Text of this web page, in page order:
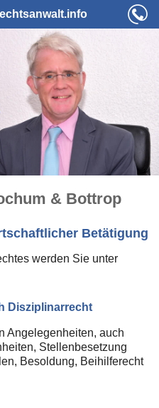
& Bottrop
Betätigung
werden Sie unter
Disziplinarrecht
Angelegenheiten, auch
Stellenbesetzung
Besoldung, Beihilferecht